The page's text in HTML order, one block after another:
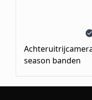
season banden